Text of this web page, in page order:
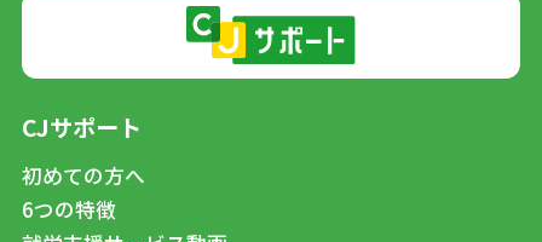
CJサポート
初めての方へ
6つの特徴